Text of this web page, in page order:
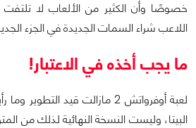
خصوصًا وأن الكثير من الألعاب لا
اللاعب شراء السمات الجديدة في الجزء
ما يجب أخذه في الاعتبار!
لعبة أوفرواتش 2 مازالت قيد
البيتا، وليست النسخة النهائية لذلك من